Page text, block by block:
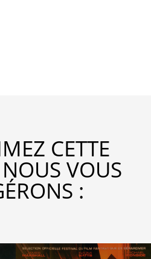
CETTE
VOUS
: